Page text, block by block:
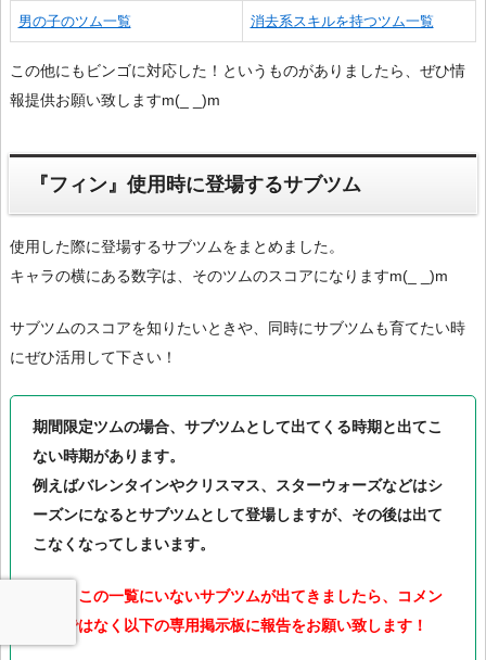
男の子のツム一覧 消去系スキルを持つツム一覧
この他にもビンゴに対応した！というものがありましたら、ぜひ情
報提供お願い致しますm(_ _)m
『フィン』使用時に登場するサブツム
使用した際に登場するサブツムをまとめました。
キャラの横にある数字は、そのツムのスコアになりますm(_ _)m
サブツムのスコアを知りたいときや、同時にサブツムも育てたい時
にぜひ活用して下さい！
期間限定ツムの場合、サブツムとして出てくる時期と出てこ
ない時期があります。
例えばバレンタインやクリスマス、スターウォーズなどはシ
ーズンになるとサブツムとして登場しますが、その後は出て
こなくなってしまいます。
また、この一覧にいないサブツムが出てきましたら、コメン
ト欄ではなく以下の専用掲示板に報告をお願い致します！